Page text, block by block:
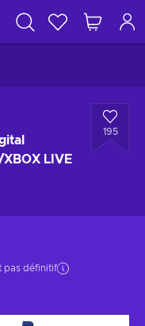
LIVE
195
pas définitif